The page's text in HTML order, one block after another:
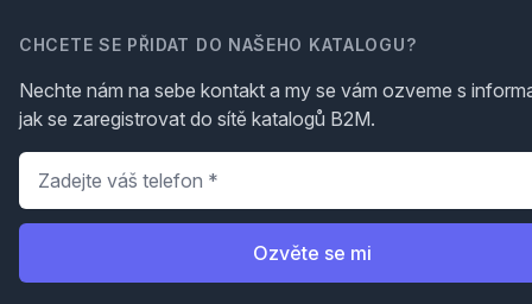
CHCETE SE PŘIDAT DO NAŠEHO KATALOGU?
Nechte nám na sebe kontakt a my se vám ozveme s
jak se zaregistrovat do sítě katalogů B2M.
Telefon
Ozvěte se mi